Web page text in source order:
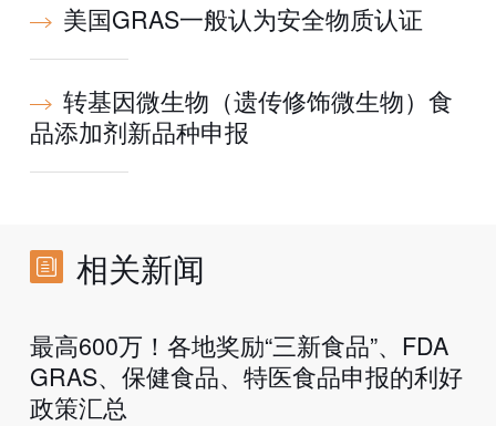
美国GRAS一般认为安全物质认证
转基因微生物（遗传修饰微生物）食
品添加剂新品种申报
相关新闻
最高600万！各地奖励“三新食品”、FDA
GRAS、保健食品、特医食品申报的利好
政策汇总